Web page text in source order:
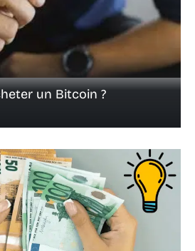
un Bitcoin ?